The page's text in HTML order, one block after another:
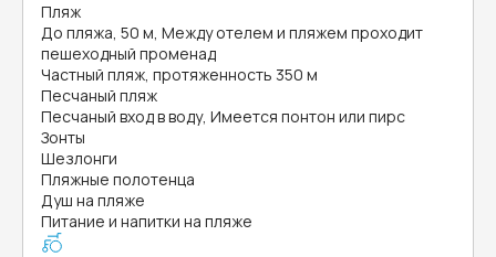
Пляж
До пляжа, 50 м, Между отелем и пляжем проходит
пешеходный променад
Частный пляж, протяженность 350 м
Песчаный пляж
Песчаный вход в воду, Имеется понтон или пирс
Зонты
Шезлонги
Пляжные полотенца
Душ на пляже
Питание и напитки на пляже